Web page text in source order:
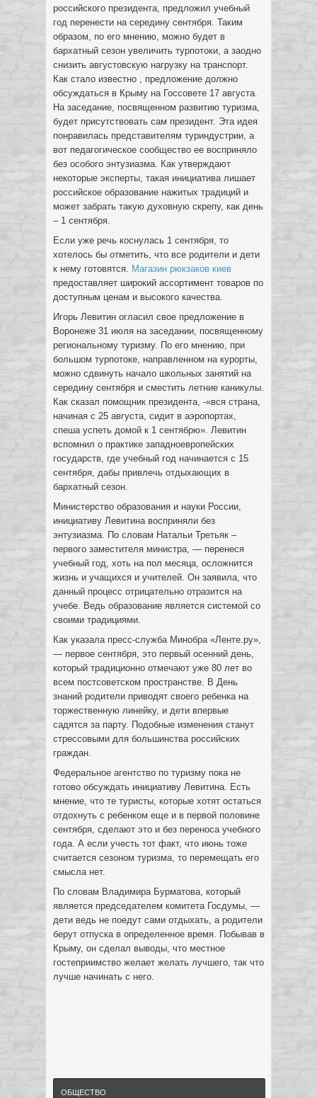
российского президента, предложил учебный
год перенести на середину сентября. Таким
образом, по его мнению, можно будет в
бархатный сезон увеличить турпотоки, а заодно
снизить августовскую нагрузку на транспорт.
Как стало известно , предложение должно
обсуждаться в Крыму на Госсовете 17 августа.
На заседание, посвященном развитию туризма,
будет присутствовать сам президент. Эта идея
понравилась представителям туриндустрии, а
вот педагогическое сообщество ее восприняло
без особого энтузиазма. Как утверждают
некоторые эксперты, такая инициатива лишает
российское образование нажитых традиций и
может забрать такую духовную скрепу, как день
– 1 сентября.
Если уже речь коснулась 1 сентября, то
хотелось бы отметить, что все родители и дети
к нему готовятся. Магазин рюкзаков киев
предоставляет широкий ассортимент товаров по
доступным ценам и высокого качества.
Игорь Левитин огласил свое предложение в
Воронеже 31 июля на заседании, посвященному
региональному туризму. По его мнению, при
большом турпотоке, направленном на курорты,
можно сдвинуть начало школьных занятий на
середину сентября и сместить летние каникулы.
Как сказал помощник президента, -«вся страна,
начиная с 25 августа, сидит в аэропортах,
спеша успеть домой к 1 сентябрю». Левитин
вспомнил о практике западноевропейских
государств, где учебный год начинается с 15
сентября, дабы привлечь отдыхающих в
бархатный сезон.
Министерство образования и науки России,
инициативу Левитина восприняли без
энтузиазма. По словам Натальи Третьяк –
первого заместителя министра, — перенеся
учебный год, хоть на пол месяца, осложнится
жизнь и учащихся и учителей. Он заявила, что
данный процесс отрицательно отразится на
учебе. Ведь образование является системой со
своими традициями.
Как указала пресс-служба Минобра «Ленте.ру»,
— первое сентября, это первый осенний день,
который традиционно отмечают уже 80 лет во
всем постсоветском пространстве. В День
знаний родители приводят своего ребенка на
торжественную линейку, и дети впервые
садятся за парту. Подобные изменения станут
стрессовыми для большинства российских
граждан.
Федеральное агентство по туризму пока не
готово обсуждать инициативу Левитина. Есть
мнение, что те туристы, которые хотят остаться
отдохнуть с ребенком еще и в первой половине
сентября, сделают это и без переноса учебного
года. А если учесть тот факт, что июнь тоже
считается сезоном туризма, то перемещать его
смысла нет.
По словам Владимира Бурматова, который
является председателем комитета Госдумы, —
дети ведь не поедут сами отдыхать, а родители
берут отпуска в определенное время. Побывав в
Крыму, он сделал выводы, что местное
гостеприимство желает желать лучшего, так что
лучше начинать с него.
ОБЩЕСТВО